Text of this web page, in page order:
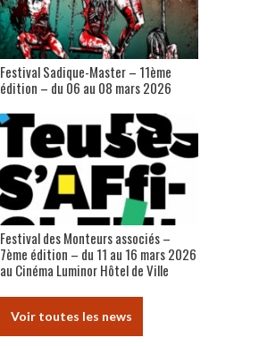
Festival Sadique-Master – 11ème
édition – du 06 au 08 mars 2026
Festival des Monteurs associés –
7ème édition – du 11 au 16 mars 2026
au Cinéma Luminor Hôtel de Ville
Voir toutes les news